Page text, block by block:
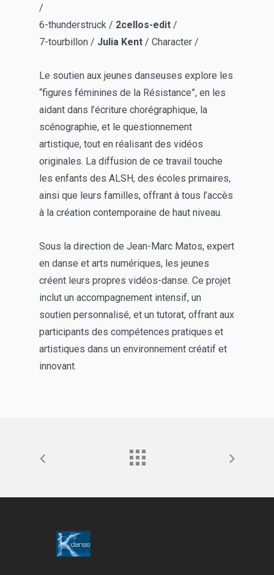
/
6-thunderstruck / 2cellos-edit /
7-tourbillon / Julia Kent / Character /
Le soutien aux jeunes danseuses explore les
“figures féminines de la Résistance”, en les
aidant dans l’écriture chorégraphique, la
scénographie, et le questionnement
artistique, tout en réalisant des vidéos
originales. La diffusion de ce travail touche
les enfants des ALSH, des écoles primaires,
ainsi que leurs familles, offrant à tous l’accès
à la création contemporaine de haut niveau.
Sous la direction de Jean-Marc Matos, expert
en danse et arts numériques, les jeunes
créent leurs propres vidéos-danse. Ce projet
inclut un accompagnement intensif, un
soutien personnalisé, et un tutorat, offrant aux
participants des compétences pratiques et
artistiques dans un environnement créatif et
innovant.